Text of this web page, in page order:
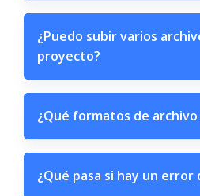
¿Puedo subir varios
proyecto?
¿Qué formatos de
¿Qué pasa si hay un error